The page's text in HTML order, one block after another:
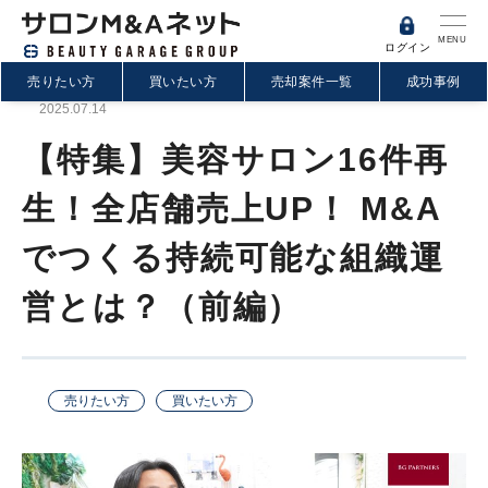
MENU
ログイン
売りたい方 買いたい方 売却案件一覧
成功事例
2025.07.14
【特集】美容サロン16件再
生！全店舗売上UP！ M&A
でつくる持続可能な組織運
営とは？（前編）
売りたい方 買いたい方